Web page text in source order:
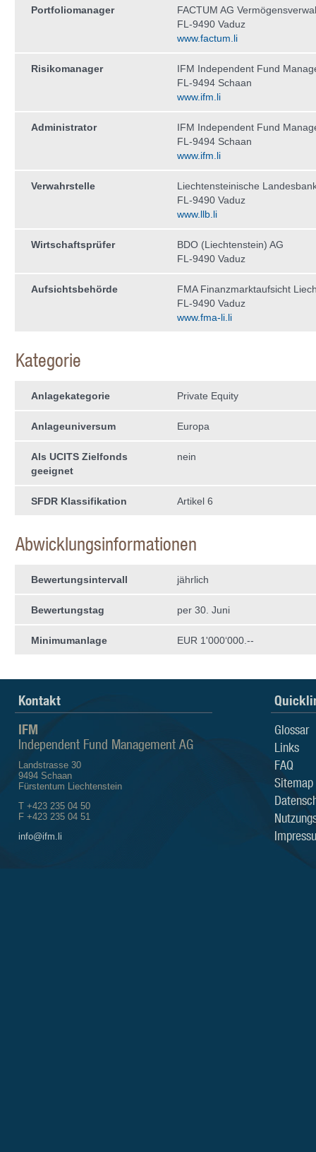
Portfoliomanager
FACTUM AG
FL-9490 Vaduz
www.factum.li
Risikomanager
IFM Independent Fund
FL-9494 Schaan
www.ifm.li
Administrator
IFM Independent Fund
FL-9494 Schaan
www.ifm.li
Verwahrstelle
Liechtensteinische
FL-9490 Vaduz
www.llb.li
Wirtschaftsprüfer
BDO (Liechtenstein) AG
FL-9490 Vaduz
Aufsichtsbehörde
FMA Finanzmarktaufsicht
FL-9490 Vaduz
www.fma-li.li
Kategorie
Anlagekategorie Private Equity
Anlageuniversum Europa
Als UCITS Zielfonds
geeignet
nein
SFDR Klassifikation Artikel 6
Abwicklungsinformationen
Bewertungsintervall jährlich
Bewertungstag per 30. Juni
Minimumanlage EUR 1'000‘000.--
Kontakt
IFM
Independent Fund Management AG
Landstrasse 30
9494 Schaan
Fürstentum Liechtenstein
T +423 235 04 50
F +423 235 04 51
info@ifm.li
Glossar
Links
FAQ
Sitemap